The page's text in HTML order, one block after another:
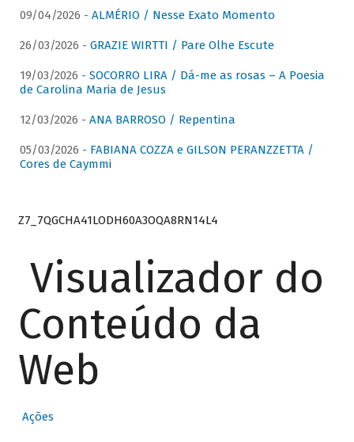
09/04/2026 - ALMÉRIO / Nesse Exato Momento
26/03/2026 - GRAZIE WIRTTI / Pare Olhe Escute
19/03/2026 - SOCORRO LIRA / Dá-me as rosas – A Poesia
de Carolina Maria de Jesus
12/03/2026 - ANA BARROSO / Repentina
05/03/2026 - FABIANA COZZA e GILSON PERANZZETTA /
Cores de Caymmi
Z7_7QGCHA41LODH60A3OQA8RN14L4
Visualizador do
Conteúdo da
Web
Ações